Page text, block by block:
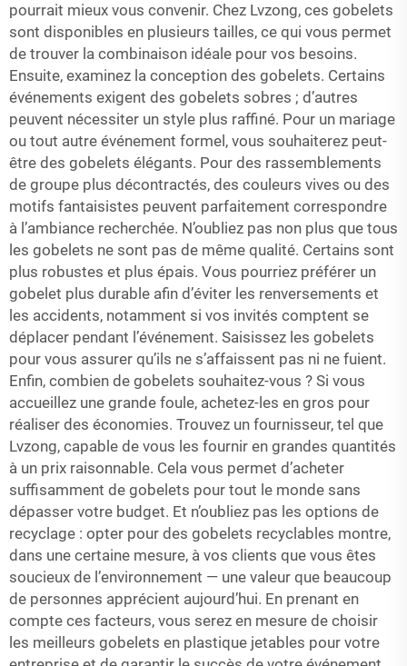
pourrait mieux vous convenir. Chez Lvzong, ces gobelets
sont disponibles en plusieurs tailles, ce qui vous permet
de trouver la combinaison idéale pour vos besoins.
Ensuite, examinez la conception des gobelets. Certains
événements exigent des gobelets sobres ; d’autres
peuvent nécessiter un style plus raffiné. Pour un mariage
ou tout autre événement formel, vous souhaiterez peut-
être des gobelets élégants. Pour des rassemblements
de groupe plus décontractés, des couleurs vives ou des
motifs fantaisistes peuvent parfaitement correspondre
à l’ambiance recherchée. N’oubliez pas non plus que tous
les gobelets ne sont pas de même qualité. Certains sont
plus robustes et plus épais. Vous pourriez préférer un
gobelet plus durable afin d’éviter les renversements et
les accidents, notamment si vos invités comptent se
déplacer pendant l’événement. Saisissez les gobelets
pour vous assurer qu’ils ne s’affaissent pas ni ne fuient.
Enfin, combien de gobelets souhaitez-vous ? Si vous
accueillez une grande foule, achetez-les en gros pour
réaliser des économies. Trouvez un fournisseur, tel que
Lvzong, capable de vous les fournir en grandes quantités
à un prix raisonnable. Cela vous permet d’acheter
suffisamment de gobelets pour tout le monde sans
dépasser votre budget. Et n’oubliez pas les options de
recyclage : opter pour des gobelets recyclables montre,
dans une certaine mesure, à vos clients que vous êtes
soucieux de l’environnement — une valeur que beaucoup
de personnes apprécient aujourd’hui. En prenant en
compte ces facteurs, vous serez en mesure de choisir
les meilleurs gobelets en plastique jetables pour votre